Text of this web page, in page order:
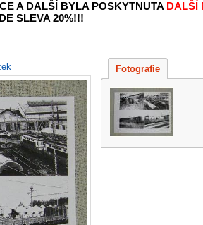
A DALŠÍ BYLA POSKYTNUTA DALŠÍ
SLEVA 20%!!!
Fotografie